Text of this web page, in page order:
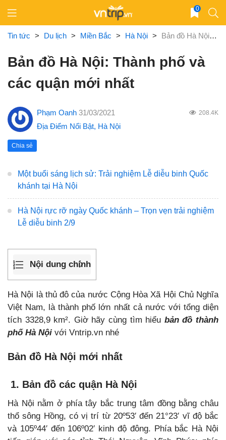
content
0
Tin tức > Du lịch > Miền Bắc > Hà Nội > Bản đồ Hà Nội: Thành phố và các quận mới nhất
Bản đồ Hà Nội: Thành phố và
các quận mới nhất
Phạm Oanh 31/03/2021 208.4K
Địa Điểm Nổi Bật, Hà Nội
Chia sẻ
Một buổi sáng lịch sử: Trải nghiệm Lễ diễu binh Quốc
khánh tại Hà Nội
Hà Nội rực rỡ ngày Quốc khánh – Trọn vẹn trải nghiệm
Lễ diễu binh 2/9
Nội dung chính
Hà Nội là thủ đô của nước Cộng Hòa Xã Hội Chủ Nghĩa
Việt Nam, là thành phố lớn nhất cả nước với tổng diện
tích 3328,9 km². Giờ hãy cùng tìm hiểu bản đồ thành
phố Hà Nội với Vntrip.vn nhé
Bản đồ Hà Nội mới nhất
1. Bản đồ các quận Hà Nội
Hà Nội nằm ở phía tây bắc trung tâm đồng bằng châu
thổ sông Hồng, có vị trí từ 20º53′ đến 21°23′ vĩ độ bắc
và 105º44′ đến 106º02′ kinh độ đông. Phía bắc Hà Nội